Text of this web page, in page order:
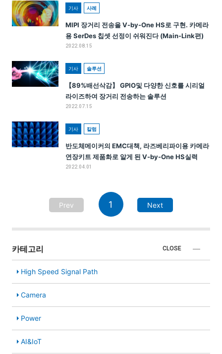
기사 사례
MIPI 장거리 전송을 V-by-One HS로 구현. 카메라
용 SerDes 칩셋 선정이 쉬워진다 (Main-Link편)
2022.08.15
기사 솔루션
【89%배선삭감】 GPIO및 다양한 신호를 시리얼
라이즈하여 장거리 전송하는 솔루션
2022.07.15
기사 칼럼
반도체메이커의 EMC대책, 라즈베리파이용 카메라
연장키트 제품화로 알게 된 V-by-One HS실력
2022.04.01
Prev 1 Next
카테고리 CLOSE
High Speed Signal Path
Camera
Power
AI&IoT